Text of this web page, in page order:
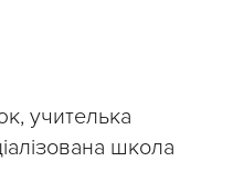
учителька
школа